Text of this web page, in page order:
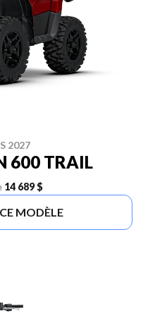
2027
600 TRAIL
14 689 $
MODÈLE